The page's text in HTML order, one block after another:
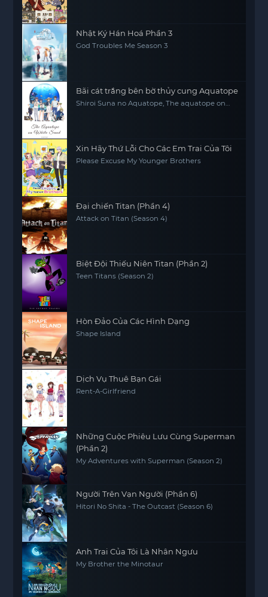
Nhật Ký Hán Hoá Phần 3
God Troubles Me Season 3
Bãi cát trắng bên bờ thủy cung Aquatope
Shiroi Suna no Aquatope, The aquatope on
Xin Hãy Thứ Lỗi Cho Các Em Trai Của Tôi
Please Excuse My Younger Brothers
Đại chiến Titan (Phần 4)
Attack on Titan (Season 4)
Biệt Đội Thiếu Niên Titan (Phần 2)
Teen Titans (Season 2)
Hòn Đảo Của Các Hình Dạng
Shape Island
Dịch Vụ Thuê Bạn Gái
Rent-A-Girlfriend
Những Cuộc Phiêu Lưu Cùng Superman
(Phần 2)
My Adventures with Superman (Season 2)
Người Trên Vạn Người (Phần 6)
Hitori No Shita - The Outcast (Season 6)
Anh Trai Của Tôi Là Nhân Ngưu
My Brother the Minotaur